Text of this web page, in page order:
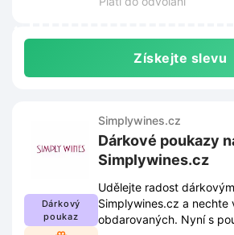
Získejte slevu
Dárkový
poukaz
Simplywines.cz
Dárkové poukazy
Simplywines.cz
Udělejte radost
Simplywines.cz a nechte
obdarovaných. Nyní s